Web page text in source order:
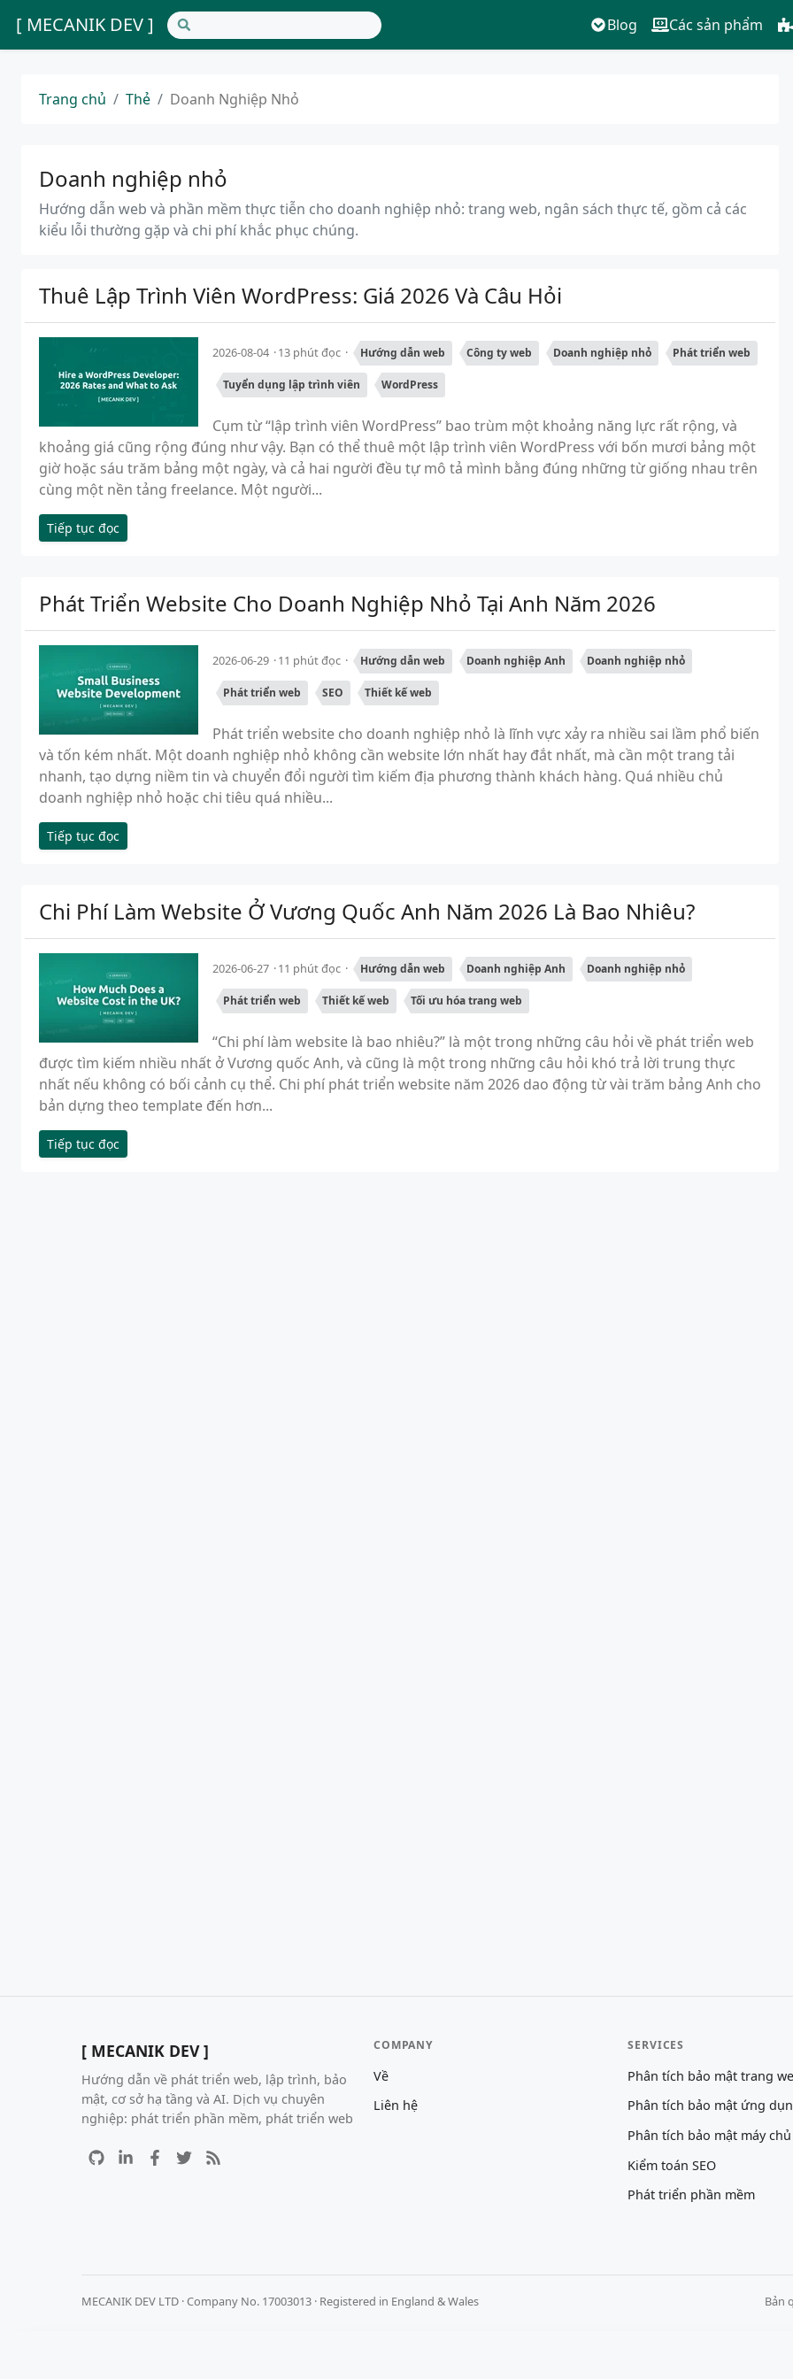
[ MECANIK DEV ] Blog Các sản phẩm
Trang chủ Thẻ Doanh Nghiệp Nhỏ
Doanh nghiệp nhỏ
Hướng dẫn web và phần mềm thực tiễn cho doanh nghiệp nhỏ: trang web, ngân sách thực tế, gồm cả các
kiểu lỗi thường gặp và chi phí khắc phục chúng.
Thuê Lập Trình Viên WordPress: Giá 2026 Và Câu Hỏi
2026-08-04 13 phút đọc Hướng dẫn web Công ty web Doanh nghiệp nhỏ Phát triển web
Tuyển dụng lập trình viên WordPress
Cụm từ “lập trình viên WordPress” bao trùm một khoảng năng lực rất rộng, và
khoảng giá cũng rộng đúng như vậy. Bạn có thể thuê một lập trình viên WordPress với bốn mươi bảng một
giờ hoặc sáu trăm bảng một ngày, và cả hai người đều tự mô tả mình bằng đúng những từ giống nhau trên
cùng một nền tảng freelance. Một người...
Tiếp tục đọc
Phát Triển Website Cho Doanh Nghiệp Nhỏ Tại Anh Năm 2026
2026-06-29 11 phút đọc Hướng dẫn web Doanh nghiệp Anh Doanh nghiệp nhỏ
Phát triển web SEO Thiết kế web
Phát triển website cho doanh nghiệp nhỏ là lĩnh vực xảy ra nhiều sai lầm phổ biến
và tốn kém nhất. Một doanh nghiệp nhỏ không cần website lớn nhất hay đắt nhất, mà cần một trang tải
nhanh, tạo dựng niềm tin và chuyển đổi người tìm kiếm địa phương thành khách hàng. Quá nhiều chủ
doanh nghiệp nhỏ hoặc chi tiêu quá nhiều...
Tiếp tục đọc
Chi Phí Làm Website Ở Vương Quốc Anh Năm 2026 Là Bao Nhiêu?
2026-06-27 11 phút đọc Hướng dẫn web Doanh nghiệp Anh Doanh nghiệp nhỏ
Phát triển web Thiết kế web Tối ưu hóa trang web
“Chi phí làm website là bao nhiêu?” là một trong những câu hỏi về phát triển web
được tìm kiếm nhiều nhất ở Vương quốc Anh, và cũng là một trong những câu hỏi khó trả lời trung thực
nhất nếu không có bối cảnh cụ thể. Chi phí phát triển website năm 2026 dao động từ vài trăm bảng Anh cho
bản dựng theo template đến hơn...
Tiếp tục đọc
[ MECANIK DEV ]
Hướng dẫn về phát triển web, lập trình, bảo
mật, cơ sở hạ tầng và AI. Dịch vụ chuyên
nghiệp: phát triển phần mềm, phát triển web
COMPANY
Về
Liên hệ
SERVICES
Phân tích bảo mật trang
Phân tích bảo mật ứng
Phân tích bảo mật máy chủ
Kiểm toán SEO
Phát triển phần mềm
MECANIK DEV LTD · Company No. 17003013 · Registered in England & Wales Bản